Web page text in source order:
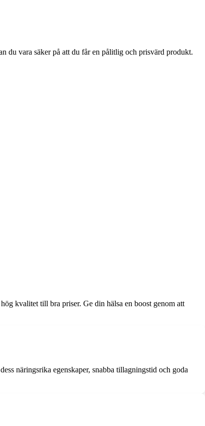
du vara säker på att du får en pålitlig och prisvärd produkt.
kvalitet till bra priser. Ge din hälsa en boost genom att
näringsrika egenskaper, snabba tillagningstid och goda